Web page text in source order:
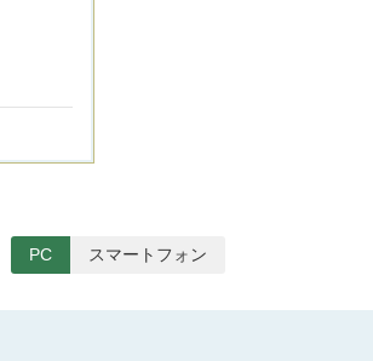
PC スマートフォン